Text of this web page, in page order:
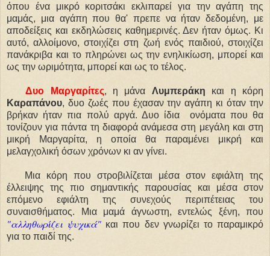
όπου ένα μικρό κοριτσάκι εκλιπαρεί για την αγάπη της
μαμάς, μια αγάπη που θα' πρεπε να ήταν δεδομένη, με
αποδείξεις και εκδηλώσεις καθημερινές. Δεν ήταν όμως. Κι
αυτό, αλλοίμονο, στοιχίζει στη ζωή ενός παιδιού, στοιχίζει
πανάκριβα και το πληρώνει ως την ενηλικίωση, μπορεί και
ως την ωριμότητα, μπορεί και ως το τέλος.
Δυο Μαργαρίτες, η μάνα Λυμπεράκη και η κόρη
Καραπάνου, δυο ζωές που έχασαν την αγάπη κι όταν την
βρήκαν ήταν πια πολύ αργά. Δυο ίδια ονόματα που θα
τονίζουν για πάντα τη διαφορά ανάμεσα στη μεγάλη και στη
μικρή Μαργαρίτα, η οποία θα παραμένει μικρή και
μελαγχολική όσων χρόνων κι αν γίνει.
Μια κόρη που στροβιλίζεται μέσα στον εφιάλτη της
έλλειψης της πιο σημαντικής παρουσίας και μέσα στον
επόμενο εφιάλτη της συνεχούς περιπέτειας του
συναισθήματος. Μια μαμά άγνωστη, εντελώς ξένη, που
"αλληθωρίζει ψυχικά" και που δεν γνωρίζει το παραμικρό
για το παιδί της.